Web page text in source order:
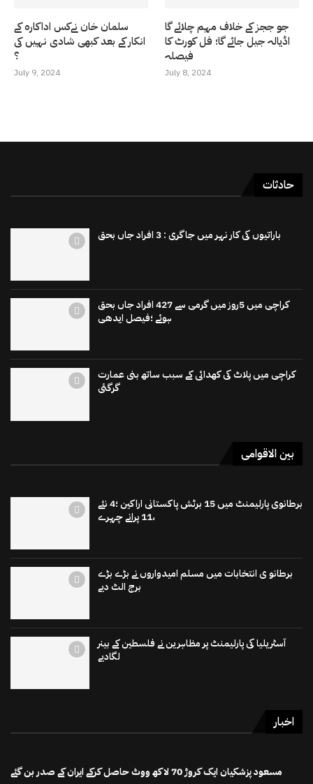
سلمان خان نےکس اداکارہ کے
انکار کے بعد کبھی شادی نہیں کی
؟
July 9, 2024
جو ججز کے خلاف مہم چلائے گا
اڈیالہ جیل جائے گا؛ فل کورٹ کا
فیصلہ
July 8, 2024
حادثات
باراتیوں کی کار نہر میں جاگری : 3 افراد جاں بحق
کراچی میں 5روز میں گرمی سے 427 افراد جاں بحق
ہوئے ؛فیصل ایدھی
کراچی میں پلاٹ کی کھدائی کے سبب ساتھ بنی عمارت
گرگئی
بین الاقوامی
برطانوی پارلیمنٹ میں 15 برٹش پاکستانی اراکین ؛4 نئے
،11 پرانے چہرے
برطانو ی انتخابات میں مسلم امیدواروں نے بڑے بڑے
برج الٹ دیے
آسٹریلیا کی پارلیمنٹ پر مظاہرین نے فلسطین کے بینر
لگادیے
اخبار
مسعود پزشکیان ایک کروڑ 70 لاکھ ووٹ حاصل کرکے ایران کے صدر بن گئے